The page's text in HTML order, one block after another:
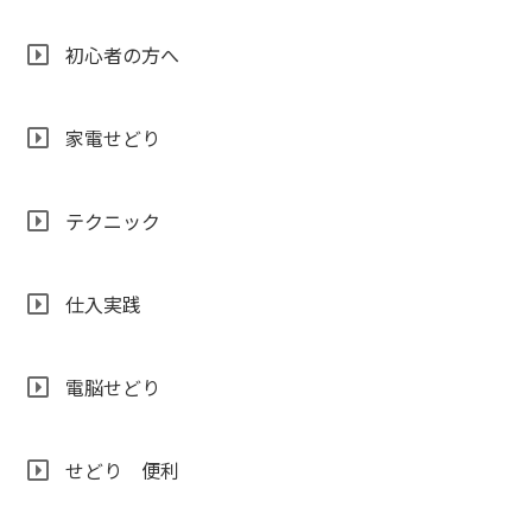
初心者の方へ
家電せどり
テクニック
仕入実践
電脳せどり
せどり 便利